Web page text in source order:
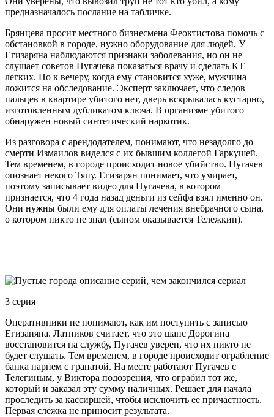
предназначалось послание на табличке.
Брянцева просит местного бизнесмена Феоктистова помочь с
обстановкой в городе, нужно оборудование для людей. У
Егизаряна наблюдаются признаки заболевания, но он не
слушает советов Пугачева показаться врачу и сделать КТ
легких. Но к вечеру, когда ему становится хуже, мужчина
ложится на обследование. Эксперт заключает, что следов
пальцев в квартире убитого нет, дверь вскрывалась кустарно,
изготовленным дубликатом ключа. В организме убитого
обнаружен новый синтетический наркотик.
Из разговора с арендодателем, понимают, что незадолго до
смерти Измаилов виделся с их бывшим коллегой Гаркушей.
Тем временем, в городе происходит новое убийство. Пугачев
опознает некого Тяпу. Егизарян понимает, что умирает,
поэтому записывает видео для Пугачева, в котором
признается, что 4 года назад деньги из сейфа взял именно он.
Они нужны были ему для оплаты лечения внебрачного сына,
о котором никто не знал (сыном оказывается Тележкин).
3 серия
Оперативники не понимают, как им поступить с записью
Егизаняна. Латников считает, что это шанс Дорогина
восстановится на службу, Пугачев уверен, что их никто не
будет слушать. Тем временем, в городе происходит ограбление
банка парнем с гранатой. На месте работают Пугачев с
Телегиным, у Виктора подозрения, что ограбил тот же,
который и заказал эту сумму наличных. Решает для начала
проследить за кассиршей, чтобы исключить ее причастность.
Первая слежка не приносит результата.